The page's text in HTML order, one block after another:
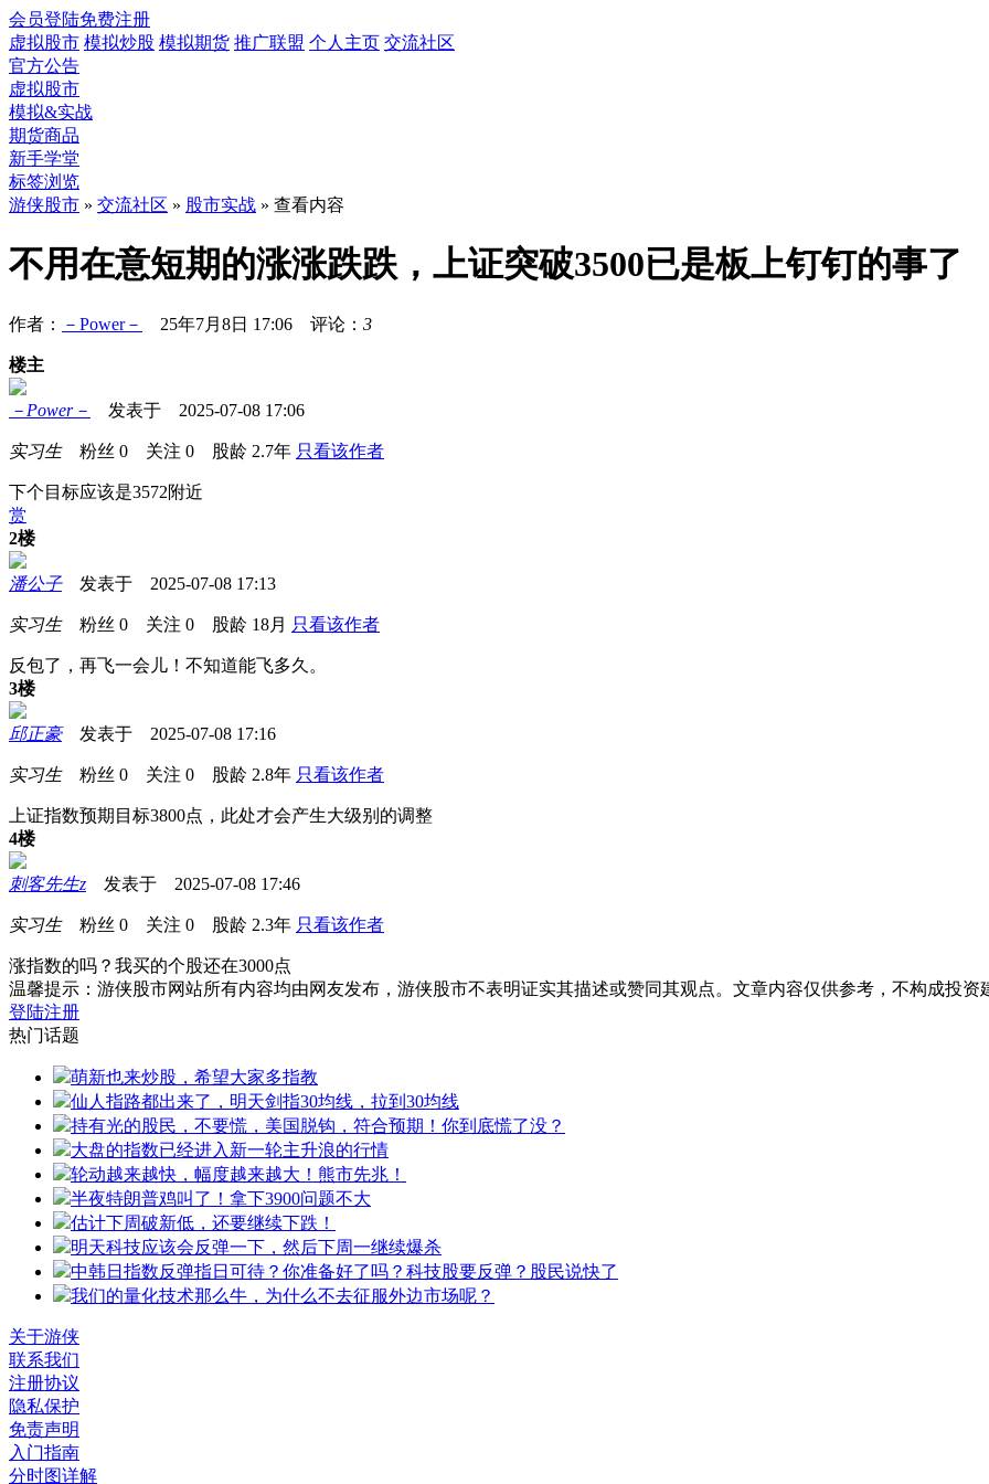
会员登陆免费注册
虚拟股市 模拟炒股 模拟期货 推广联盟 个人主页 交流社区
官方公告
虚拟股市
模拟&实战
期货商品
新手学堂
标签浏览
游侠股市 » 交流社区 » 股市实战 » 查看内容
不用在意短期的涨涨跌跌，上证突破3500已是板上钉钉的事了
作者： －Power－ 25年7月8日 17:06 评论： 3
楼主
－Power－ 发表于 2025-07-08 17:06
实习生粉丝 0 关注 0 股龄 2.7年 只看该作者
下个目标应该是3572附近
赏
2楼
潘公子发表于 2025-07-08 17:13
实习生粉丝 0 关注 0 股龄 18月 只看该作者
反包了，再飞一会儿！不知道能飞多久。
3楼
邱正豪发表于 2025-07-08 17:16
实习生粉丝 0 关注 0 股龄 2.8年 只看该作者
上证指数预期目标3800点，此处才会产生大级别的调整
4楼
刺客先生z 发表于 2025-07-08 17:46
实习生粉丝 0 关注 0 股龄 2.3年 只看该作者
涨指数的吗？我买的个股还在3000点
温馨提示：游侠股市网站所有内容均由网友发布，游侠股市不表明证实其描述或赞同其观点。文章内容仅供参考，不构成投资
登陆注册
热门话题
萌新也来炒股，希望大家多指教
仙人指路都出来了，明天剑指30均线，拉到30均线
持有光的股民，不要慌，美国脱钩，符合预期！你到底慌了没？
大盘的指数已经进入新一轮主升浪的行情
轮动越来越快，幅度越来越大！熊市先兆！
半夜特朗普鸡叫了！拿下3900问题不大
估计下周破新低，还要继续下跌！
明天科技应该会反弹一下，然后下周一继续爆杀
中韩日指数反弹指日可待？你准备好了吗？科技股要反弹？股民说快了
我们的量化技术那么牛，为什么不去征服外边市场呢？
关于游侠
联系我们
注册协议
隐私保护
免责声明
入门指南
分时图详解